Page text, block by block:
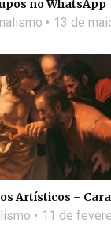
no WhatsApp
13 de
Artísticos –
11 de